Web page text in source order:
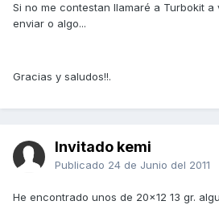
Si no me contestan llamaré a Turbokit a
enviar o algo...
Gracias y saludos!!.
Invitado kemi
Publicado 24 de Junio del 2011
He encontrado unos de 20x12 13 gr.